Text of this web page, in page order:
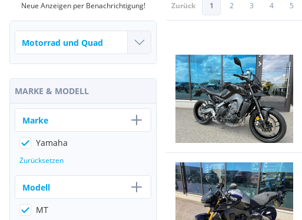
Zurück 1 2 3 4 5
Neue Anzeigen per Benachrichtigung!
MARKE & MODELL
Marke
Yamaha
Zurücksetzen
Modell
MT